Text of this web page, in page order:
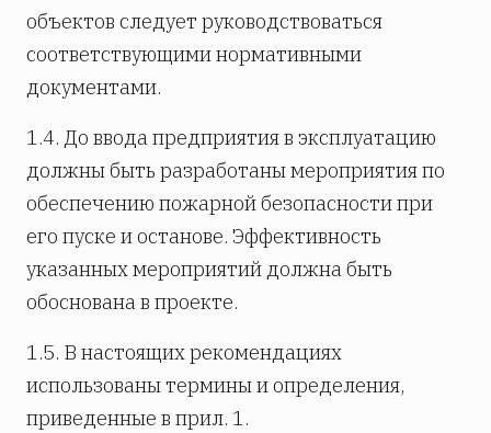
объектов следует руководствоваться
соответствующими нормативными
документами.
1.4. До ввода предприятия в эксплуатацию
должны быть разработаны мероприятия по
обеспечению пожарной безопасности при
его пуске и останове. Эффективность
указанных мероприятий должна быть
обоснована в проекте.
1.5. В настоящих рекомендациях
использованы термины и определения,
приведенные в прил. 1.